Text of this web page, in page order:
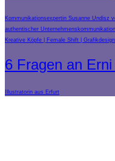
Kommunikationsexpertin Susanne Undisz
authentischer Unternehmenskommunikation
Kreative Köpfe
Female Shift Grafikdesign
6 Fragen an
Illustratorin aus Erfurt